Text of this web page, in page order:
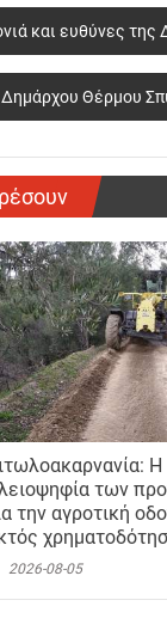
και ευθύνες της
Θέρμου
Η
των
την αγροτική
2026-08-05